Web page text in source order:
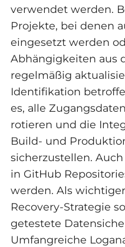
verwendet werden.
Projekte, bei denen
eingesetzt werden
Abhängigkeiten aus
regelmäßig
Identifikation
es, alle
rotieren und die
Build- und
sicherzustellen.
in GitHub
werden. Als
Recovery-Strategie
getestete
Umfangreiche